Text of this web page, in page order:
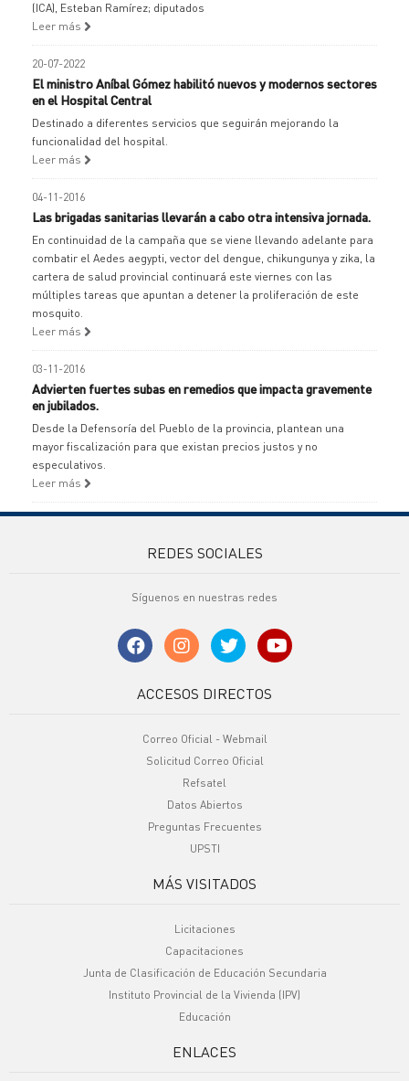
(ICA), Esteban Ramírez; diputados
Leer más
20-07-2022
El ministro Aníbal Gómez habilitó nuevos y modernos sectores
en el Hospital Central
Destinado a diferentes servicios que seguirán mejorando la
funcionalidad del hospital.
Leer más
04-11-2016
Las brigadas sanitarias llevarán a cabo otra intensiva jornada.
En continuidad de la campaña que se viene llevando adelante para
combatir el Aedes aegypti, vector del dengue, chikungunya y zika, la
cartera de salud provincial continuará este viernes con las
múltiples tareas que apuntan a detener la proliferación de este
mosquito.
Leer más
03-11-2016
Advierten fuertes subas en remedios que impacta gravemente
en jubilados.
Desde la Defensoría del Pueblo de la provincia, plantean una
mayor fiscalización para que existan precios justos y no
especulativos.
Leer más
REDES SOCIALES
Síguenos en nuestras redes
ACCESOS DIRECTOS
Correo Oficial - Webmail
Solicitud Correo Oficial
Refsatel
Datos Abiertos
Preguntas Frecuentes
UPSTI
MÁS VISITADOS
Licitaciones
Capacitaciones
Junta de Clasificación de Educación Secundaria
Instituto Provincial de la Vivienda (IPV)
Educación
ENLACES